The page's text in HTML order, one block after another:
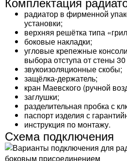
радиатор в фирменной
установки;
верхняя решётка типа
боковые накладки;
угловые крепежные
выбора отступа от стены
звукоизоляционные скобы;
защёлка-держатель;
кран Маевского (ручной
заглушки;
разделительная пробка с
паспорт изделия с
инструкция по монтажу.
Схема подключения